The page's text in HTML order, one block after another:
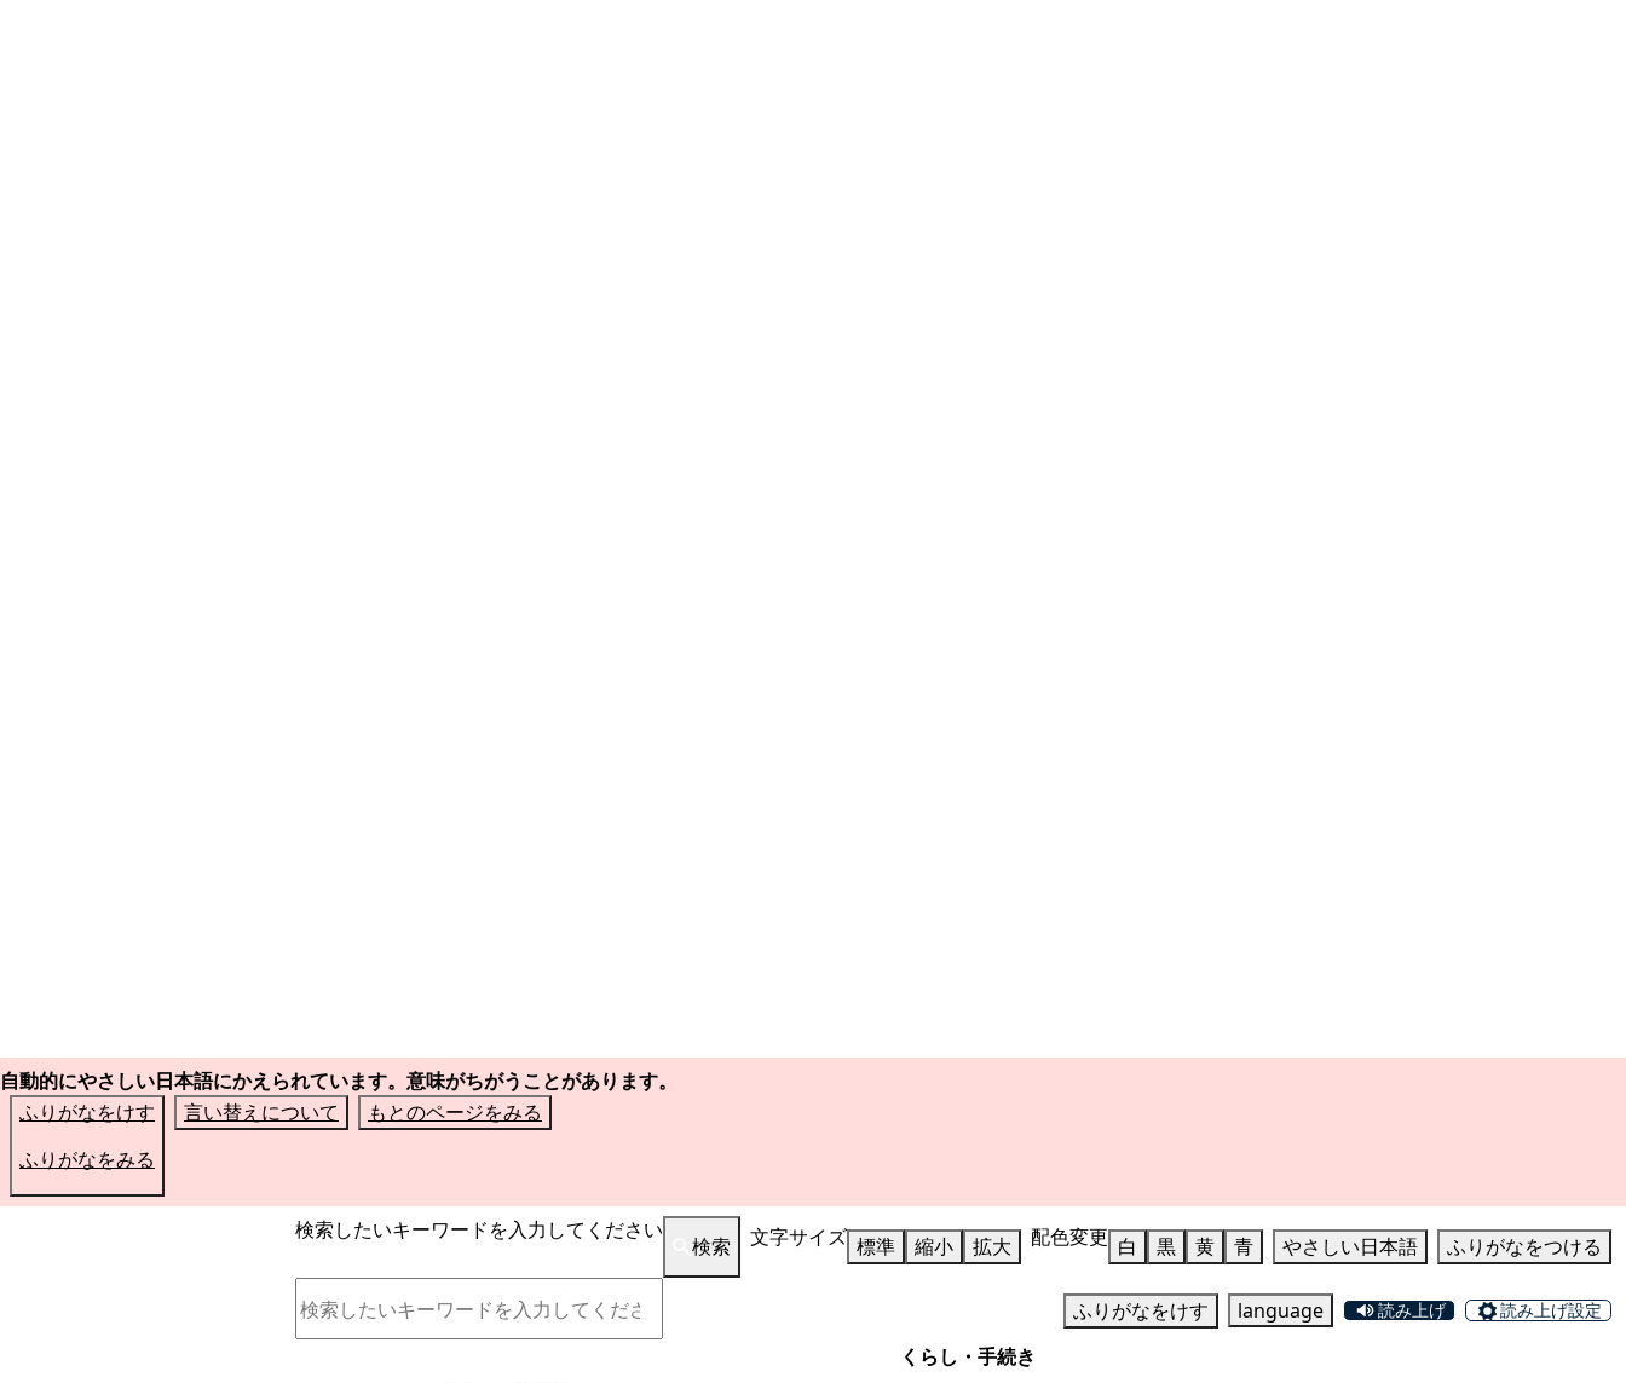
自動的にやさしい日本語にかえられています。意味がちがうことがあります。
ふりがなをけす
ふりがなをみる
言い替えについて もとのページをみる
検索したいキーワードを入力してください
検索 文字サイズ 標準 縮小 拡大 配色変更 白 黒 黄 青 やさしい日本語 ふりがなをつける
ふりがなをけす language 読み上げ 読み上げ設定
くらし・手続き